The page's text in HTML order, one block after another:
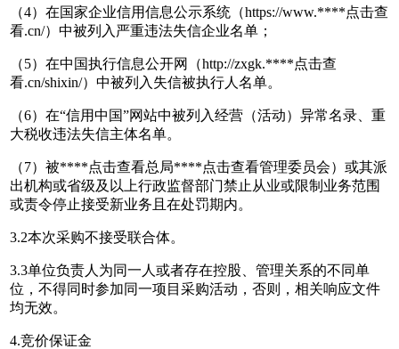
（4）在国家企业信用信息公示系统（https://www.****点击查
看.cn/）中被列入严重违法失信企业名单；
（5）在中国执行信息公开网（http://zxgk.****点击查
看.cn/shixin/）中被列入失信被执行人名单。
（6）在“信用中国”网站中被列入经营（活动）异常名录、重
大税收违法失信主体名单。
（7）被****点击查看总局****点击查看管理委员会）或其派
出机构或省级及以上行政监督部门禁止从业或限制业务范围
或责令停止接受新业务且在处罚期内。
3.2本次采购不接受联合体。
3.3单位负责人为同一人或者存在控股、管理关系的不同单
位，不得同时参加同一项目采购活动，否则，相关响应文件
均无效。
4.竞价保证金